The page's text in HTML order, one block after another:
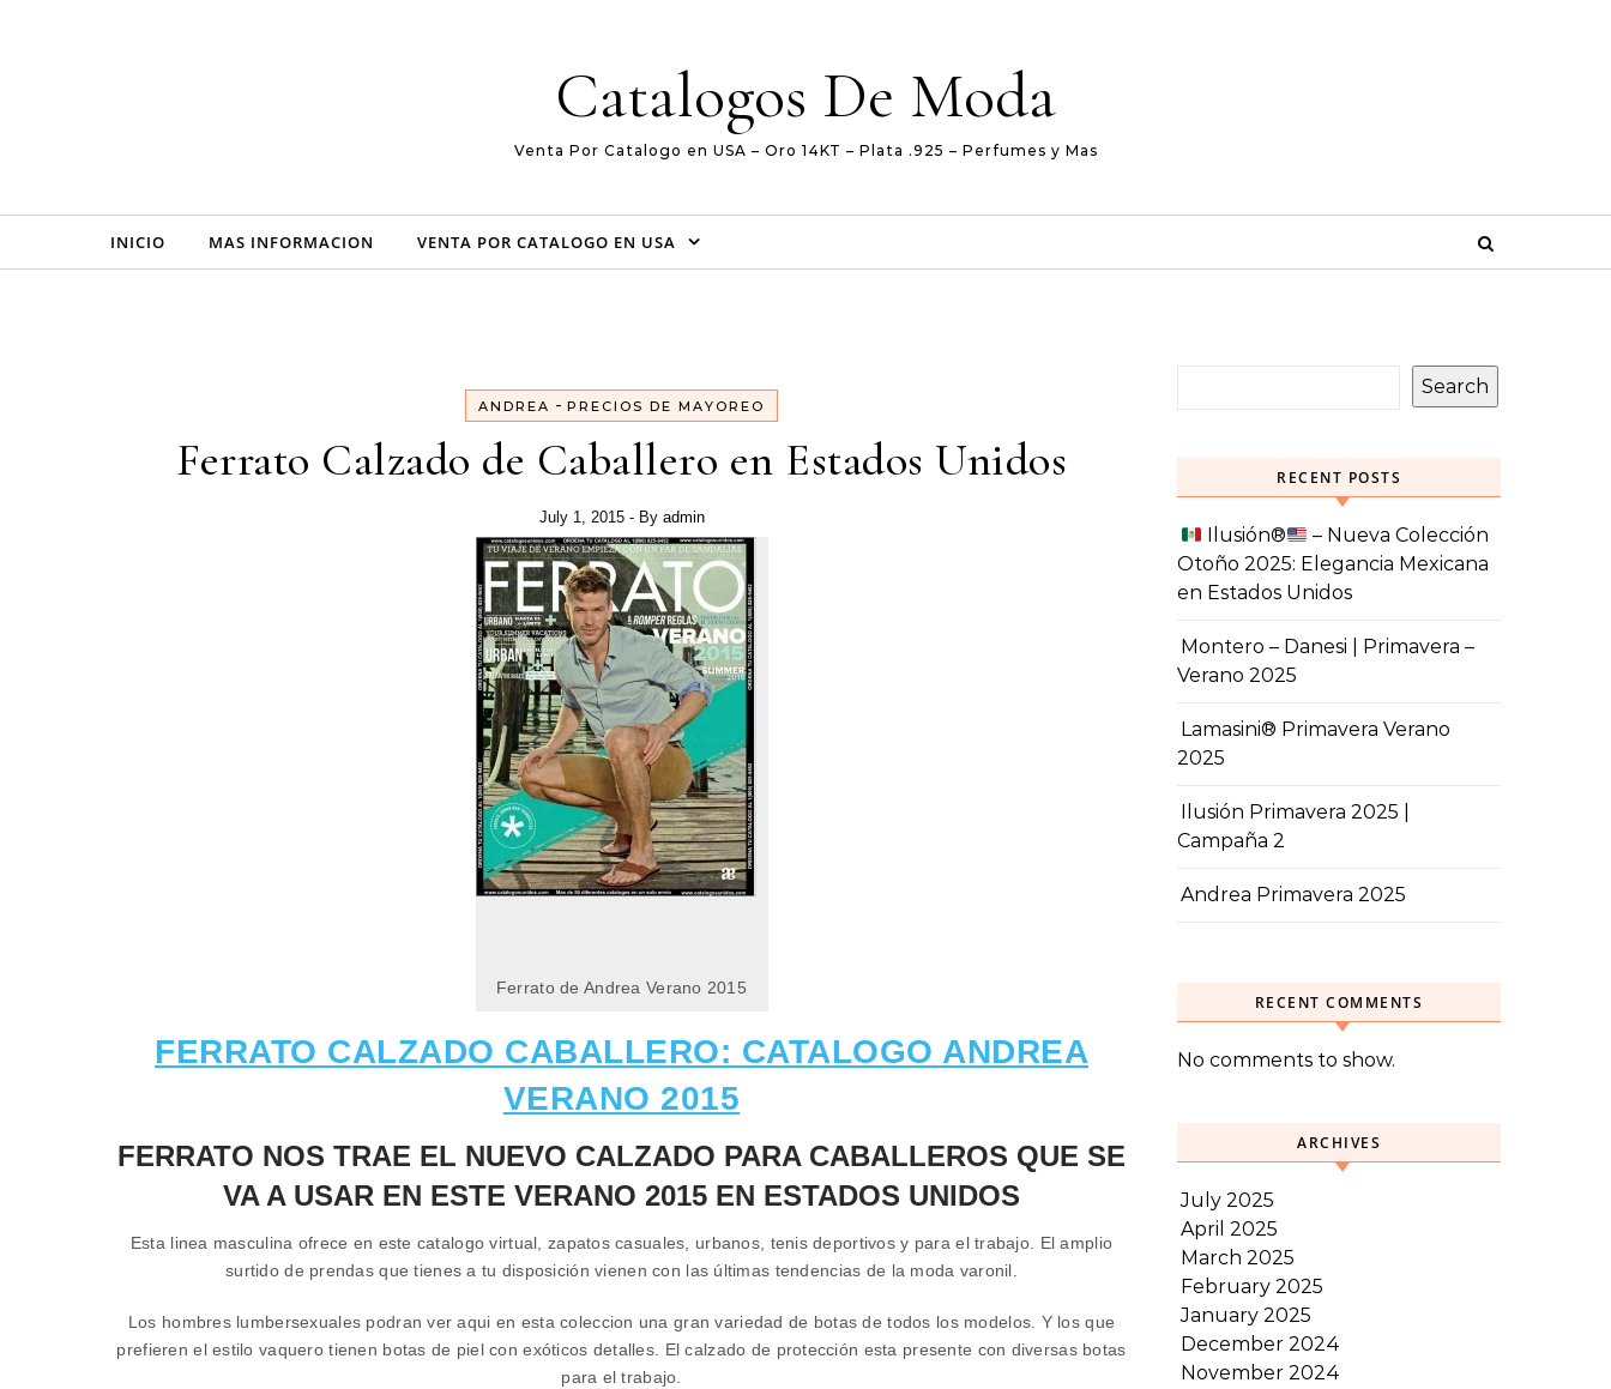
Catalogos De Moda
Venta Por Catalogo en USA – Oro 14KT – Plata .925 – Perfumes y Mas
INICIO MAS INFORMACION VENTA POR CATALOGO EN USA
ANDREA - PRECIOS DE MAYOREO
Ferrato Calzado de Caballero en Estados Unidos
July 1, 2015 - By admin
Ferrato de Andrea Verano 2015
FERRATO CALZADO CABALLERO: CATALOGO ANDREA
VERANO 2015
FERRATO NOS TRAE EL NUEVO CALZADO PARA CABALLEROS QUE SE
VA A USAR EN ESTE VERANO 2015 EN ESTADOS UNIDOS
Esta linea masculina ofrece en este catalogo virtual, zapatos casuales, urbanos, tenis deportivos y para el trabajo. El amplio
surtido de prendas que tienes a tu disposición vienen con las últimas tendencias de la moda varonil.
Los hombres lumbersexuales podran veraqui en esta coleccion una gran variedad de botas de todos los modelos. Y los que
prefieren el estilo vaquero tienen botas de piel con exóticos detalles. El calzado de protección esta presente con diversas botas
para el trabajo.
Search
RECENT POSTS
Ilusión®️
– Nueva Colección
Otoño 2025: Elegancia Mexicana
en Estados Unidos
Montero – Danesi | Primavera –
Verano 2025
Lamasini® Primavera Verano
2025
Ilusión Primavera 2025 |
Campaña 2
Andrea Primavera 2025
RECENT COMMENTS
No comments to show.
ARCHIVES
July 2025
April 2025
March 2025
February 2025
January 2025
December 2024
November 2024